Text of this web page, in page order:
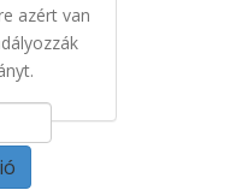
azért van